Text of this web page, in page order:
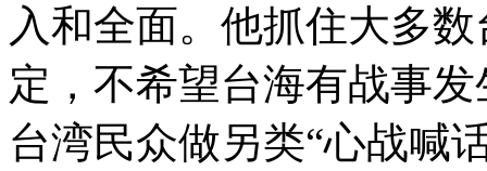
入和全面。他抓住大多
定，不希望台海有战事
台湾民众做另类“心战喊